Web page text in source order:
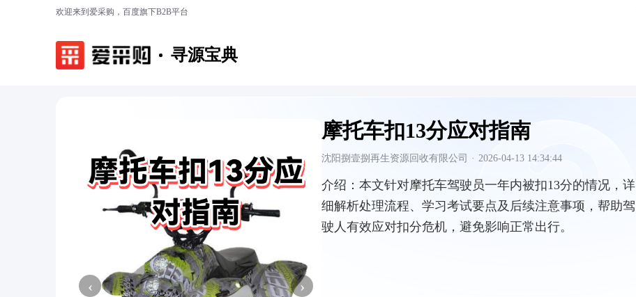
欢迎来到爱采购，百度旗下B2B平台
寻源宝典
‹ ›
摩托车扣13分应对指南
沈阳捌壹捌再生资源回收有限公司 · 2026-04-13 14:34:44
介绍： 本文针对摩托车驾驶员一年内被扣13分的情况，详
细解析处理流程、学习考试要点及后续注意事项，帮助驾
驶人有效应对扣分危机，避免影响正常出行。